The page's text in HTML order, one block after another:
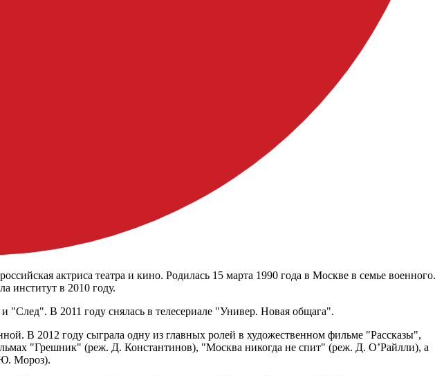
актриса театра и кино. Родилась 15 марта 1990 года в Москве в семье военного.
институт в 2010 году.
"След". В 2011 году снялась в телесериале "Универ. Новая общага".
В 2012 году сыграла одну из главных ролей в художественном фильме "Рассказы",
"Грешник" (реж. Д. Константинов), "Москва никогда не спит" (реж. Д. О’Райлли), а
Ю. Мороз).